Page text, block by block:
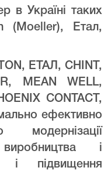
в Україні таких
(Moeller), Етал,
ЕТАЛ, CHINT,
MEAN WELL,
CONTACT,
ефективно
і
і підвищення